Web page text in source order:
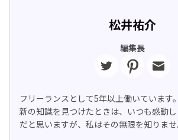
松井祐介
編集長
フリーランスとして5年以上働いています
新の知識を見つけたときは、いつも感動
だと思いますが、私はその無限を知りませ